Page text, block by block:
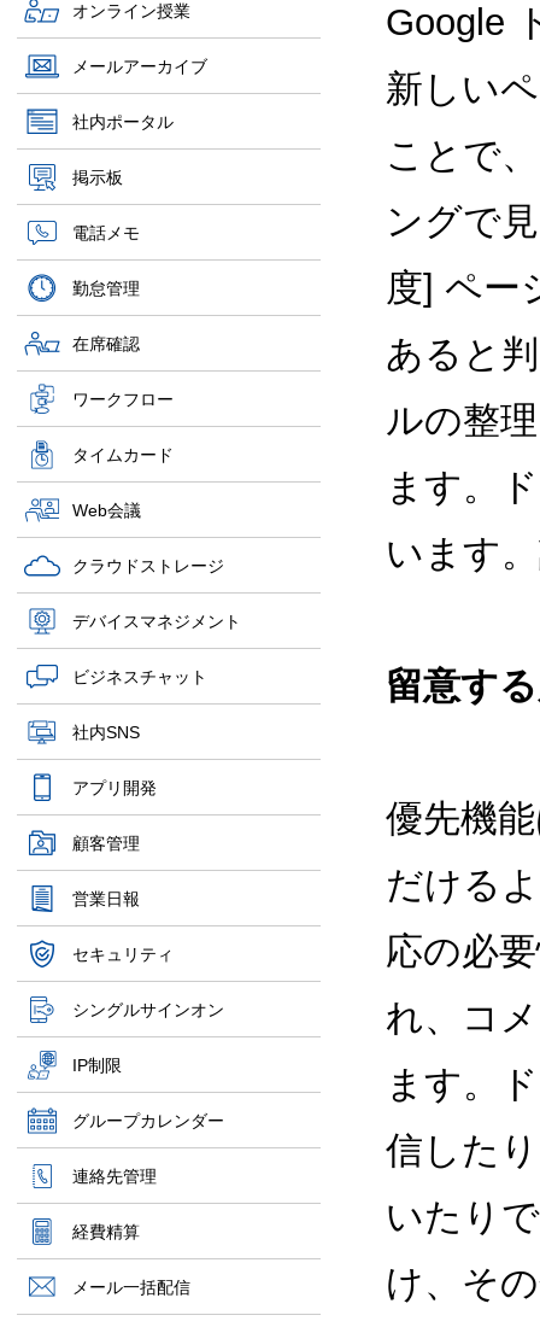
オンライン授業
メールアーカイブ
社内ポータル
掲示板
電話メモ
勤怠管理
在席確認
ワークフロー
タイムカード
Web会議
クラウドストレージ
デバイスマネジメント
ビジネスチャット
社内SNS
アプリ開発
顧客管理
営業日報
セキュリティ
シングルサインオン
IP制限
グループカレンダー
連絡先管理
経費精算
メール一括配信
Google
新しい
ことで
ングで
度] ペー
あると
ルの整
ます。
います
留意す
優先機
だける
応の必
れ、コ
ます。
信した
いたり
け、そ